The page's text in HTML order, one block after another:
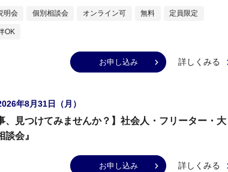
明会 個別相談会 オンライン可 無料 定員限定
OK
お申し込み 詳しくみる
年8月31日（月）
、見つけてみませんか？】社会人・フリーター・大
会』
お申し込み 詳しくみる